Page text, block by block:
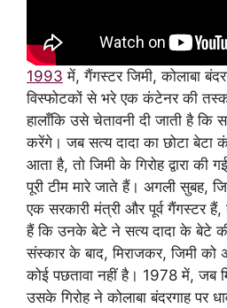
1993 में, गैंगस्टर जिमी, कोलाबा
विस्फोटकों से भरे एक कंटेनर की
हालाँकि उसे चेतावनी दी जाती है कि
करेंगे। जब सत्य दादा का छोटा बेटा
आता है, तो जिमी के गिरोह द्वारा की
पूरी टीम मारे जाते हैं। अगली सुबह,
एक सरकारी मंत्री और पूर्व गैंगस्टर
हैं कि उनके बेटे ने सत्य दादा के बेटे
संस्कार के बाद, मिराजकर, जिमी को
कोई पछतावा नहीं है। 1978 में, जब
उसके गिरोह ने कोलाबा बंदरगाह पर